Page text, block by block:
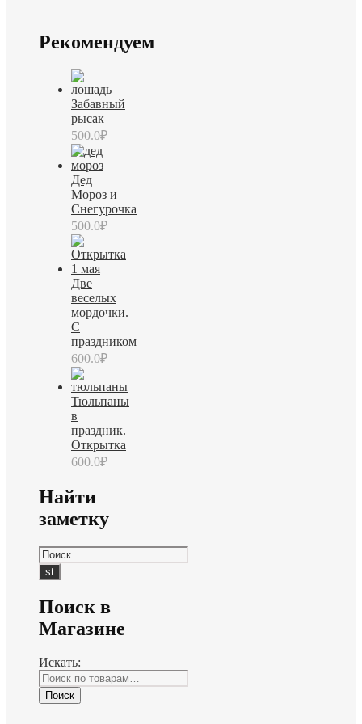
Рекомендуем
Забавный
рысак
500.0₽
Дед
Мороз и
Снегурочка
500.0₽
Две
веселых
мордочки.
С
праздником
600.0₽
Тюльпаны
в
праздник.
Открытка
600.0₽
Найти
заметку
Поиск в
Магазине
Искать:
Поиск